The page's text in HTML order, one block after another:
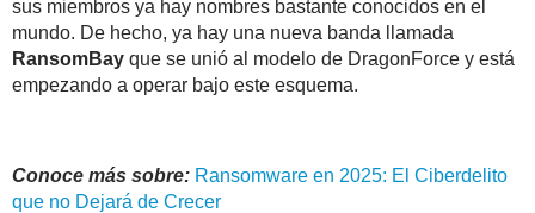
sus miembros ya hay nombres bastante conocidos en el
mundo. De hecho, ya hay una nueva banda llamada
RansomBay que se unió al modelo de DragonForce y está
empezando a operar bajo este esquema.
Conoce más sobre: Ransomware en 2025: El Ciberdelito
que no Dejará de Crecer